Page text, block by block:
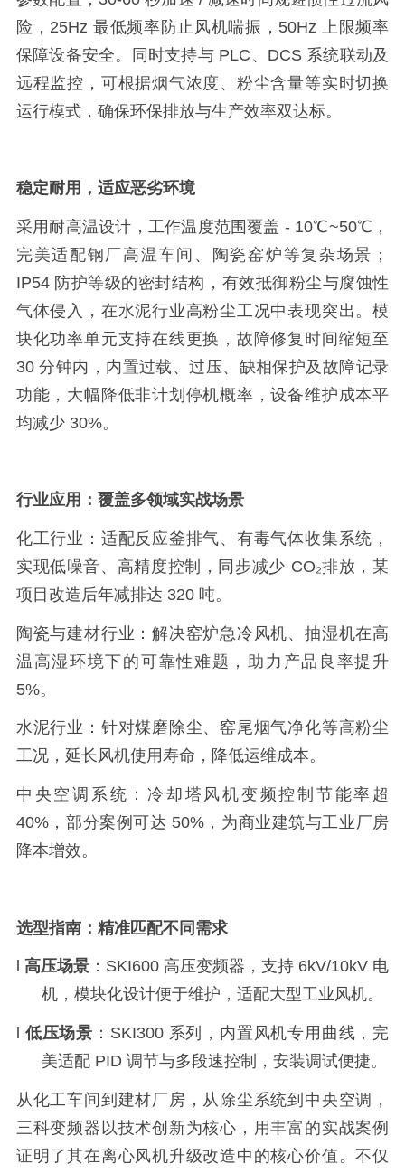
险，25Hz 最低频率防止风机喘振，50Hz 上限频率
保障设备安全。同时支持与 PLC、DCS 系统联动及
远程监控，可根据烟气浓度、粉尘含量等实时切换
运行模式，确保环保排放与生产效率双达标。
稳定耐用，适应恶劣环境
采用耐高温设计，工作温度范围覆盖 - 10℃~50℃，
完美适配钢厂高温车间、陶瓷窑炉等复杂场景；
IP54 防护等级的密封结构，有效抵御粉尘与腐蚀性
气体侵入，在水泥行业高粉尘工况中表现突出。模
块化功率单元支持在线更换，故障修复时间缩短至
30 分钟内，内置过载、过压、缺相保护及故障记录
功能，大幅降低非计划停机概率，设备维护成本平
均减少 30%。
行业应用：覆盖多领域实战场景
化工行业：适配反应釜排气、有毒气体收集系统，
实现低噪音、高精度控制，同步减少 CO₂排放，某
项目改造后年减排达 320 吨。
陶瓷与建材行业：解决窑炉急冷风机、抽湿机在高
温高湿环境下的可靠性难题，助力产品良率提升
5%。
水泥行业：针对煤磨除尘、窑尾烟气净化等高粉尘
工况，延长风机使用寿命，降低运维成本。
中央空调系统：冷却塔风机变频控制节能率超
40%，部分案例可达 50%，为商业建筑与工业厂房
降本增效。
选型指南：精准匹配不同需求
高压场景： SKI600 高压变频器，支持 6kV/10kV 电
机，模块化设计便于维护，适配大型工业风机。
l 低压场景 ： SKI300 系列，内置风机专用曲线，完
美适配 PID 调节与多段速控制，安装调试便捷。
从化工车间到建材厂房，从除尘系统到中央空调，
三科变频器以技术创新为核心，用丰富的实战案例
证明了其在离心风机升级改造中的核心价值。不仅